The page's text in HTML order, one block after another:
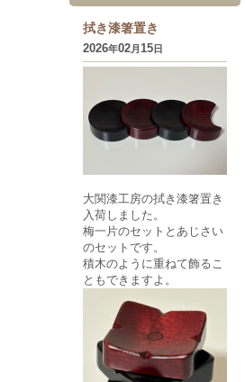
拭き漆箸置き
2026年02月15日
大関漆工房の拭き漆箸置き
入荷しました。
梅一片のセットとあじさい
のセットです。
積木のように重ねて飾るこ
ともできますよ。